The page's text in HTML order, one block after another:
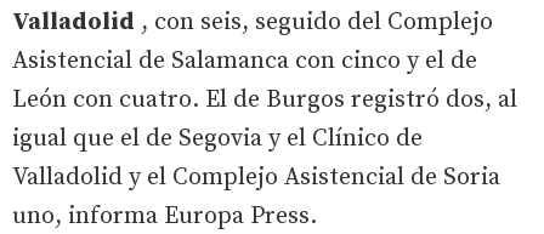
Valladolid , con seis, seguido del Complejo
Asistencial de Salamanca con cinco y el de
León con cuatro. El de Burgos registró dos, al
igual que el de Segovia y el Clínico de
Valladolid y el Complejo Asistencial de Soria
uno, informa Europa Press.